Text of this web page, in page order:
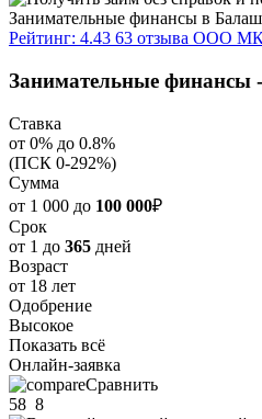
Рейтинг: 4.43 63 отзыва ООО
Занимательные финансы
Ставка
от 0% до 0.8%
(ПСК 0-292%)
Сумма
от 1 000 до 100 000₽
Срок
от 1 до 365 дней
Возраст
от 18 лет
Одобрение
Высокое
Показать всё
Онлайн-заявка
Сравнить
58 8